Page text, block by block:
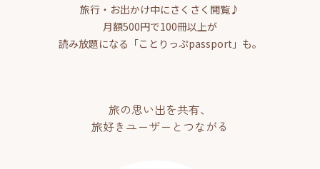
旅行・お出かけ中にさくさく閲覧♪
月額500円で100冊以上が
読み放題になる「ことりっぷpassport」も。
旅の思い出を共有、
旅好きユーザーとつながる